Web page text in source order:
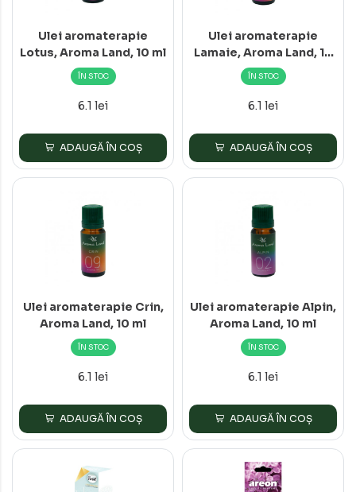
Ulei aromaterapie
Lotus, Aroma Land, 10 ml
ÎN STOC
6.1 lei
ADAUGĂ ÎN COȘ
Ulei aromaterapie
Lamaie, Aroma Land, 10
ml
ÎN STOC
6.1 lei
ADAUGĂ ÎN COȘ
Ulei aromaterapie Crin,
Aroma Land, 10 ml
ÎN STOC
6.1 lei
ADAUGĂ ÎN COȘ
Ulei aromaterapie Alpin,
Aroma Land, 10 ml
ÎN STOC
6.1 lei
ADAUGĂ ÎN COȘ